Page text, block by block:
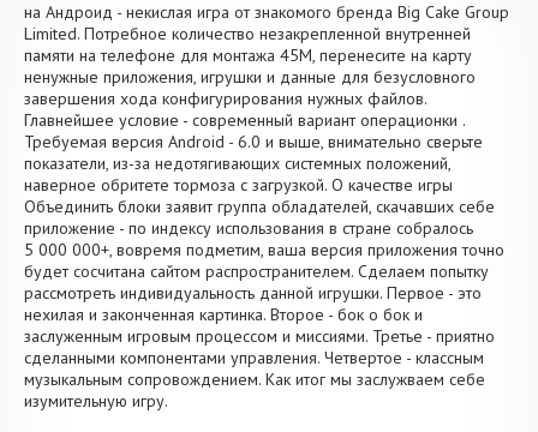
на Андроид - некислая игра от знакомого бренда Big Cake Group
Limited. Потребное количество незакрепленной внутренней
памяти на телефоне для монтажа 45M, перенесите на карту
ненужные приложения, игрушки и данные для безусловного
завершения хода конфигурирования нужных файлов.
Главнейшее условие - современный вариант операционки .
Требуемая версия Android - 6.0 и выше, внимательно сверьте
показатели, из-за недотягивающих системных положений,
наверное обритете тормоза с загрузкой. О качестве игры
Объединить блоки заявит группа обладателей, скачавших себе
приложение - по индексу использования в стране собралось
5 000 000+, вовремя подметим, ваша версия приложения точно
будет сосчитана сайтом распространителем. Сделаем попытку
рассмотреть индивидуальность данной игрушки. Первое - это
нехилая и законченная картинка. Второе - бок о бок и
заслуженным игровым процессом и миссиями. Третье - приятно
сделанными компонентами управления. Четвертое - классным
музыкальным сопровождением. Как итог мы заслужваем себе
изумительную игру.